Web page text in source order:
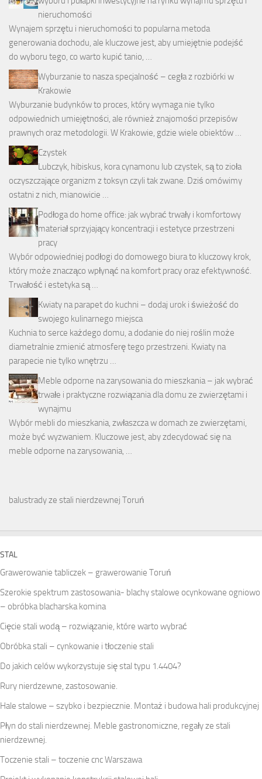
nieruchomości
Wynajem sprzętu i nieruchomości to popularna metoda
generowania dochodu, ale kluczowe jest, aby umiejętnie podejść
do wyboru tego, co warto kupić tanio, …
Wyburzanie to nasza specjalność – cegła z rozbiórki w
Krakowie
Wyburzanie budynków to proces, który wymaga nie tylko
odpowiednich umiejętności, ale również znajomości przepisów
prawnych oraz metodologii. W Krakowie, gdzie wiele obiektów …
Czystek
Lubczyk, hibiskus, kora cynamonu lub czystek, są to zioła
oczyszczające organizm z toksyn czyli tak zwane. Dziś omówimy
ostatni z nich, mianowicie …
Podłoga do home office: jak wybrać trwały i komfortowy
materiał sprzyjający koncentracji i estetyce przestrzeni
pracy
Wybór odpowiedniej podłogi do domowego biura to kluczowy krok,
który może znacząco wpłynąć na komfort pracy oraz efektywność.
Trwałość i estetyka są …
Kwiaty na parapet do kuchni – dodaj urok i świeżość do
swojego kulinarnego miejsca
Kuchnia to serce każdego domu, a dodanie do niej roślin może
diametralnie zmienić atmosferę tego przestrzeni. Kwiaty na
parapecie nie tylko wnętrzu …
Meble odporne na zarysowania do mieszkania – jak wybrać
trwałe i praktyczne rozwiązania dla domu ze zwierzętami i
wynajmu
Wybór mebli do mieszkania, zwłaszcza w domach ze zwierzętami,
może być wyzwaniem. Kluczowe jest, aby zdecydować się na
meble odporne na zarysowania, …
balustrady ze stali nierdzewnej Toruń
STAL
Grawerowanie tabliczek – grawerowanie Toruń
Szerokie spektrum zastosowania- blachy stalowe ocynkowane ogniowo
– obróbka blacharska komina
Cięcie stali wodą – rozwiązanie, które warto wybrać
Obróbka stali – cynkowanie i tłoczenie stali
Do jakich celów wykorzystuje się stal typu 1.4404?
Rury nierdzewne, zastosowanie.
Hale stalowe – szybko i bezpiecznie. Montaż i budowa hali produkcyjnej
Płyn do stali nierdzewnej. Meble gastronomiczne, regały ze stali
nierdzewnej.
Toczenie stali – toczenie cnc Warszawa